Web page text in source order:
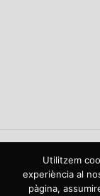
Copyright © 2021
reservados.
NHL, tant en català
Utilitzem
experiència al
pàgina,